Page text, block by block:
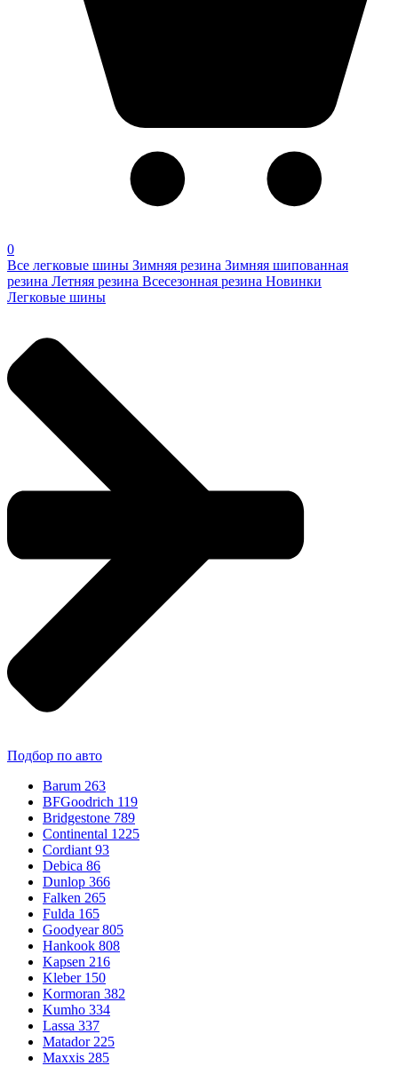
0
Все легковые шины Зимняя резина Зимняя шипованная
резина Летняя резина Всесезонная резина Новинки
Легковые шины
Подбор по авто
Barum 263
BFGoodrich 119
Bridgestone 789
Continental 1225
Cordiant 93
Debica 86
Dunlop 366
Falken 265
Fulda 165
Goodyear 805
Hankook 808
Kapsen 216
Kleber 150
Kormoran 382
Kumho 334
Lassa 337
Matador 225
Maxxis 285